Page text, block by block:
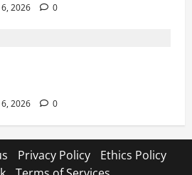
2026
0
2026 0
Privacy Policy
Ethics Policy